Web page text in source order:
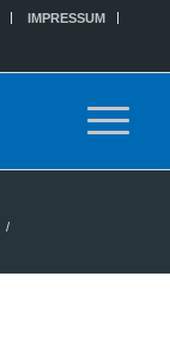
IMPRESSUM
/